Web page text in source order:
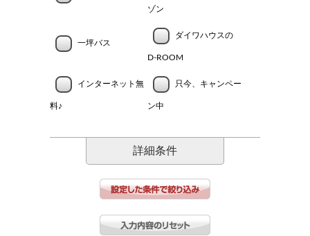
ゾン
一坪バス
ダイワハウスの
D-ROOM
インターネット無
料♪
只今、キャンペー
ン中